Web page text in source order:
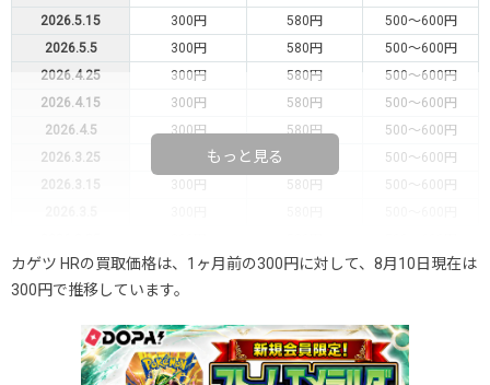
2026.5.15
300円 580円
500～600円
2026.5.5
300円 580円
500～600円
2026.4.25
300円 580円
500～600円
2026.4.15
300円 580円
500～600円
2026.4.5
300円 580円
500～600円
2026.3.25
500～600円
2026.3.15
300円 580円
500～600円
2026.2.15
300円 580円
500～600円
2026.2.5
300円
2026.1.25
300円 580円
500～600円
2026.1.15
300円 580円
500～600円
2026.1.5
300円 580円
500～600円
もっと見る
カゲツ HRの買取価格は、1ヶ月前の300円に対して、8月10日現在は
300円で推移しています。